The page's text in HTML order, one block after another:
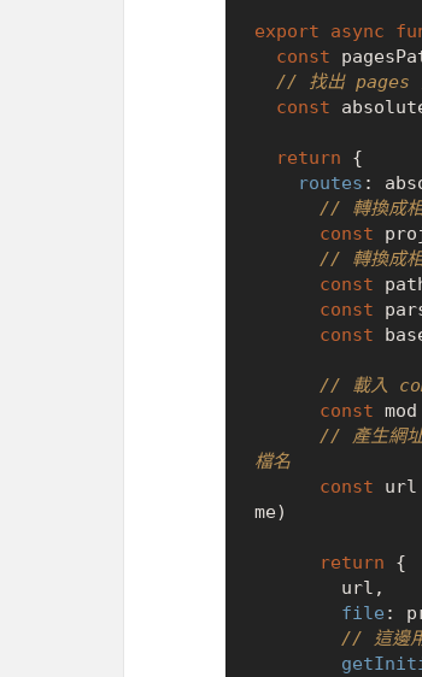
export async
const
// 找出 pages
const
return {
routes :
// 轉換成相
const
// 轉換成相
const
const
const
// 載入
const
// 產生網址
檔名
const url
me)
return {
file :
// 這邊用